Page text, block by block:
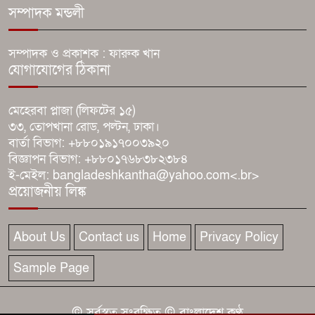
সিলেট মহাসড়কে তীব্র যানজট
এক মাসে রেকর্ড ৫১ হাজার আটক
আজই কি বিয়ে রোনালদো-জর্জিনার?
মাদেইরায় জোর গুঞ্জন
সম্পাদক মন্ডলী
সম্পাদক ও প্রকাশক : ফারুক খান
যোগাযোগের ঠিকানা
মেহেরবা প্লাজা (লিফটের ১৫)
৩৩, তোপখানা রোড, পল্টন, ঢাকা।
বার্তা বিভাগ: +৮৮০১৯১৭০০৩৯২০
বিজ্ঞাপন বিভাগ: +৮৮০১৭৬৮৩৮২৩৮৪
ই-মেইল: bangladeshkantha@yahoo.com<.br>
প্রয়োজনীয় লিঙ্ক
About Us Contact us Home
Privacy Policy
Sample Page